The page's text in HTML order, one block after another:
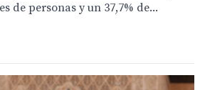
de personas y un 37,7% de...